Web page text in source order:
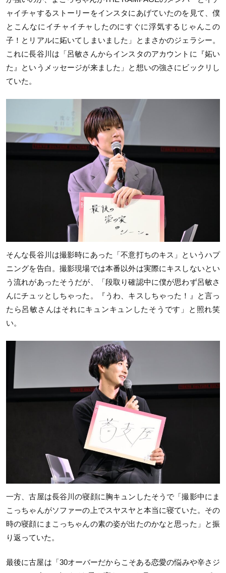
ャイチャするストーリーをインスタにあげていたのを見て、僕
とこんなにイチャイチャしたのにすぐに浮気するじゃんこの
子！とリアルに妬いてしまいました」とまさかのジェラシー。
これに長谷川は「呂敏さんからインスタのアカウントに『妬い
た』というメッセージが来ました」と想いの強さにビックリし
ていた。
そんな長谷川は撮影時にあった「不意打ちのキス」というハプ
ニングを告白。撮影現場では本番以外は実際にキスしないとい
う流れがあったそうだが、「段取り確認中に僕が思わず呂敏さ
んにチュッとしちゃった。『うわ、キスしちゃった！』と言っ
たら呂敏さんはそれにキュンキュンしたそうです」と照れ笑
い。
一方、古屋は長谷川の寝顔に胸キュンしたそうで「撮影中にま
こっちゃんがソファーの上でスヤスヤと本当に寝ていた。その
時の寝顔にまこっちゃんの素の姿が出たのかなと思った」と振
り返っていた。
最後に古屋は「30オーバーだからこそある恋愛の悩みや辛さジ